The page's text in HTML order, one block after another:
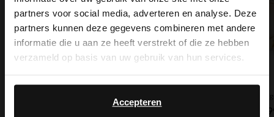
partners voor social media, adverteren en analyse. Deze
partners kunnen deze gegevens combineren met andere
informatie die u aan ze heeft verstrekt of die ze hebben
verzameld op basis van uw gebruik van hun services.
Accepteren
It looks like your language isn't Dutch. Would
you like to switch to English?
English